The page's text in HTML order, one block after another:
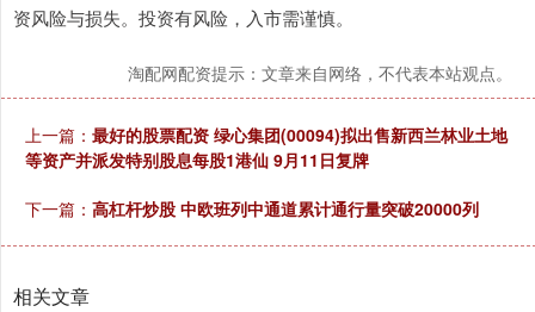
资风险与损失。投资有风险，入市需谨慎。
淘配网配资提示：文章来自网络，不代表本站观点。
上一篇： 最好的股票配资 绿心集团(00094)拟出售新西兰林业土地
等资产并派发特别股息每股1港仙 9月11日复牌
下一篇： 高杠杆炒股 中欧班列中通道累计通行量突破20000列
相关文章